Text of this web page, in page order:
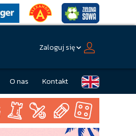
Zaloguj się
O nas Kontakt